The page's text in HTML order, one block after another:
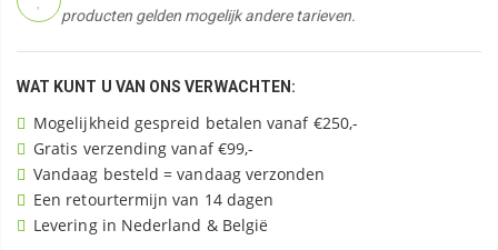
producten gelden mogelijk andere tarieven.
WAT KUNT U VAN ONS VERWACHTEN:
Mogelijkheid gespreid betalen vanaf €250,-
Gratis verzending vanaf €99,-
Vandaag besteld = vandaag verzonden
Een retourtermijn van 14 dagen
Levering in Nederland & België